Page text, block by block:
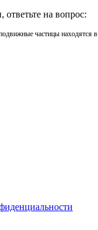
на вопрос:
частицы находятся